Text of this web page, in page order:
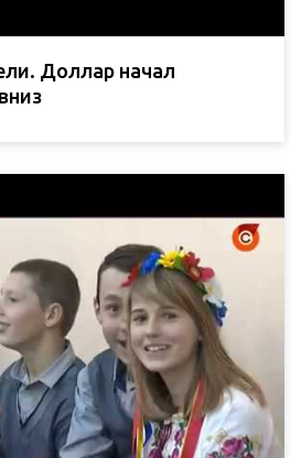
Доллар начал